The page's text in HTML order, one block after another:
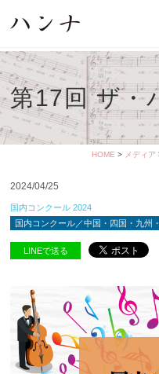
第17回 ザ・
HOME > メディア
2024/04/25
国内コンクール 2024
国内コンクール／中国・四国・九州
LINEで送る